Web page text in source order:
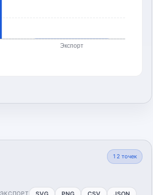
Экспорт
12 точек
ЭКСПОРТ SVG PNG CSV JSON